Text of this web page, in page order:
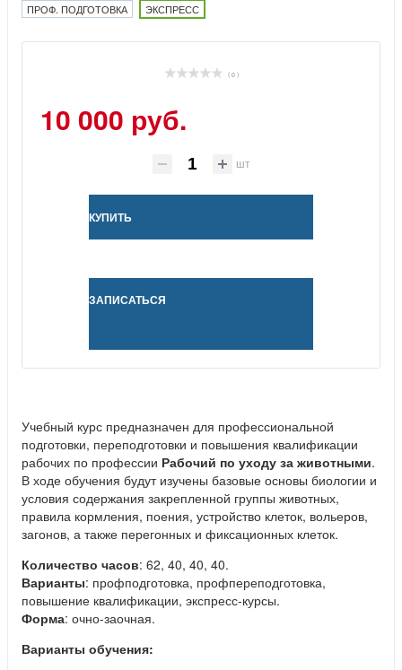
ПРОФ. ПОДГОТОВКА
ЭКСПРЕСС
( 0 )
10 000 руб.
шт
КУПИТЬ
ЗАПИСАТЬСЯ
Учебный курс предназначен для профессиональной
подготовки, переподготовки и повышения квалификации
рабочих по профессии Рабочий по уходу за животными.
В ходе обучения будут изучены базовые основы биологии и
условия содержания закрепленной группы животных,
правила кормления, поения, устройство клеток, вольеров,
загонов, а также перегонных и фиксационных клеток.
Количество часов: 62, 40, 40, 40.
Варианты: профподготовка, профпереподготовка,
повышение квалификации, экспресс-курсы.
Форма: очно-заочная.
Варианты обучения: